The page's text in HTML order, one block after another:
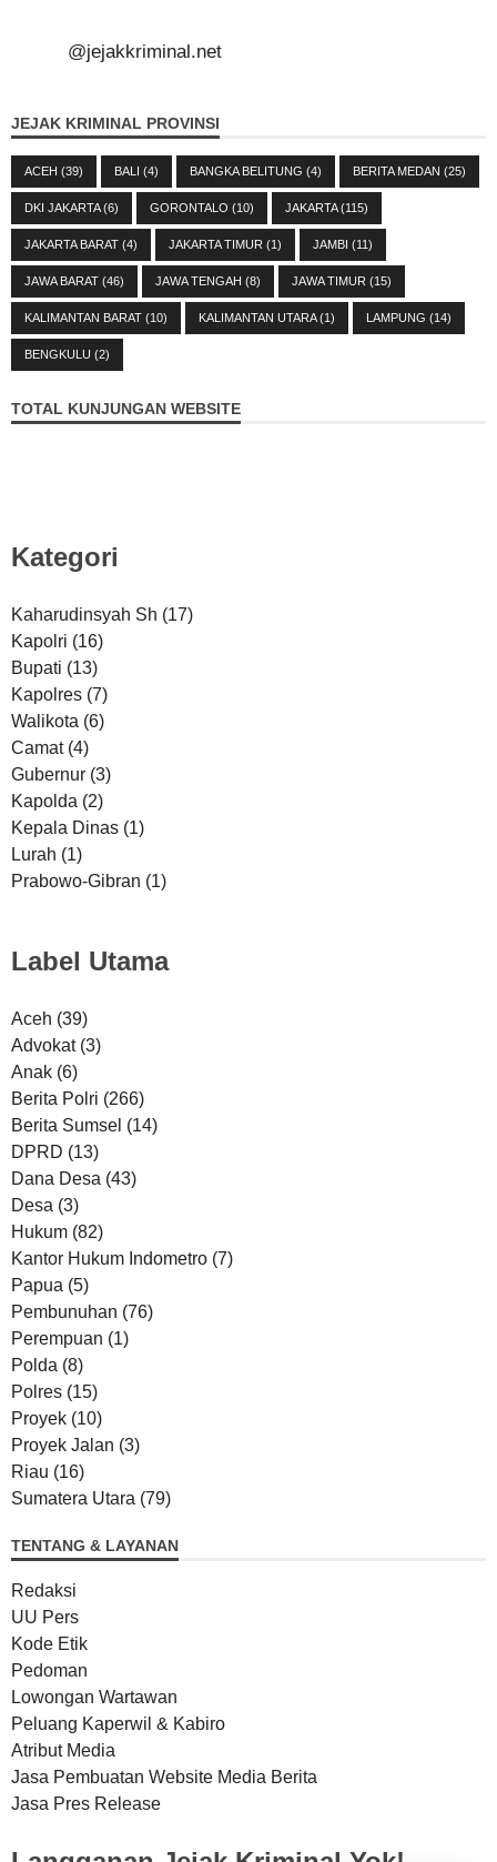
@jejakkriminal.net
JEJAK KRIMINAL PROVINSI
ACEH (39) BALI (4) BANGKA BELITUNG (4) BERITA MEDAN (25)
DKI JAKARTA(6) GORONTALO (10) JAKARTA(115)
JAKARTA BARAT (4) JAKARTA TIMUR (1) JAMBI (11)
JAWA BARAT (46) JAWA TENGAH (8) JAWA TIMUR (15)
KALIMANTAN BARAT (10) KALIMANTAN UTARA(1) LAMPUNG (14)
BENGKULU (2)
TOTAL KUNJUNGAN WEBSITE
Kategori
Kaharudinsyah Sh (17)
Kapolri (16)
Bupati (13)
Kapolres (7)
Walikota (6)
Camat (4)
Gubernur (3)
Kapolda (2)
Kepala Dinas (1)
Lurah (1)
Prabowo-Gibran (1)
Label Utama
Aceh (39)
Advokat (3)
Anak (6)
Berita Polri (266)
Berita Sumsel (14)
DPRD (13)
Dana Desa (43)
Desa (3)
Hukum (82)
Kantor Hukum Indometro (7)
Papua (5)
Pembunuhan (76)
Perempuan (1)
Polda (8)
Polres (15)
Proyek (10)
Proyek Jalan (3)
Riau (16)
Sumatera Utara (79)
TENTANG & LAYANAN
Redaksi
UU Pers
Kode Etik
Pedoman
Lowongan Wartawan
Peluang Kaperwil & Kabiro
Atribut Media
Jasa Pembuatan Website Media Berita
Jasa Pres Release